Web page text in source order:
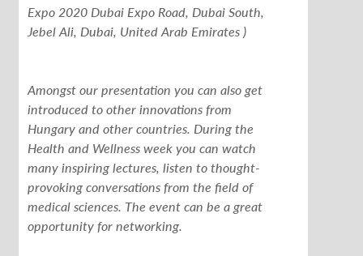
Expo 2020 Dubai Expo Road, Dubai South,
Jebel Ali, Dubai, United Arab Emirates )
Amongst our presentation you can also get
introduced to other innovations from
Hungary and other countries. During the
Health and Wellness week you can watch
many inspiring lectures, listen to thought-
provoking conversations from the field of
medical sciences. The event can be a great
opportunity for networking.